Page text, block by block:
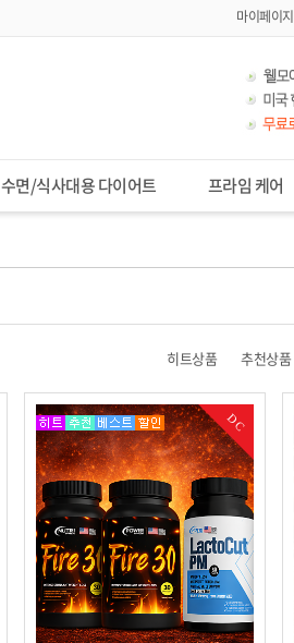
마이페이지
수면/식사대용 다이어트 프라임 케어
히트상품 추천상품
DC